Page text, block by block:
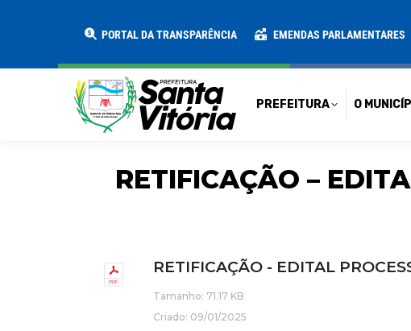
PORTAL DA TRANSPARÊNCIA EMENDAS PARLAMENTARES
PREFEITURA O
RETIFICAÇÃO –
RETIFICAÇÃO - EDITAL
Tamanho: 71.17 KB
Criado: 09/01/2025